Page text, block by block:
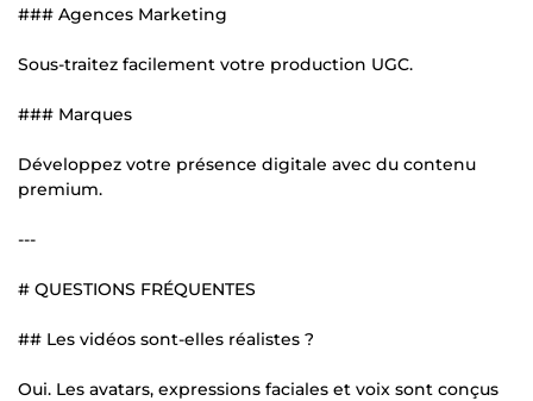
### Agences Marketing
Sous-traitez facilement votre production UGC.
### Marques
Développez votre présence digitale avec du contenu
premium.
---
# QUESTIONS FRÉQUENTES
## Les vidéos sont-elles réalistes ?
Oui. Les avatars, expressions faciales et voix sont conçus